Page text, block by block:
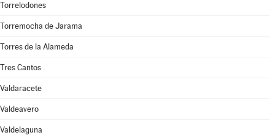
Torrelodones
Torremocha de Jarama
Torres de la Alameda
Tres Cantos
Valdaracete
Valdeavero
Valdelaguna